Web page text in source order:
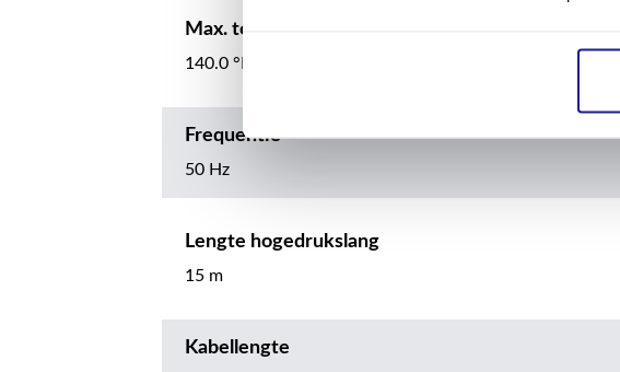
Max. temperatuur toegevoerd water
140.0 °F
Frequentie
50 Hz
Lengte hogedrukslang
15 m
Kabellengte